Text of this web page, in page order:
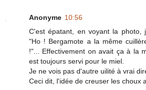
Anonyme 10:56
C'est épatant, en voyant la
"Ho ! Bergamote a la même
!"... Effectivement on avait ça à la
est toujours servi pour le miel.
Je ne vois pas d'autre uilité à vrai
Ceci dit, l'idée de creuser les choux